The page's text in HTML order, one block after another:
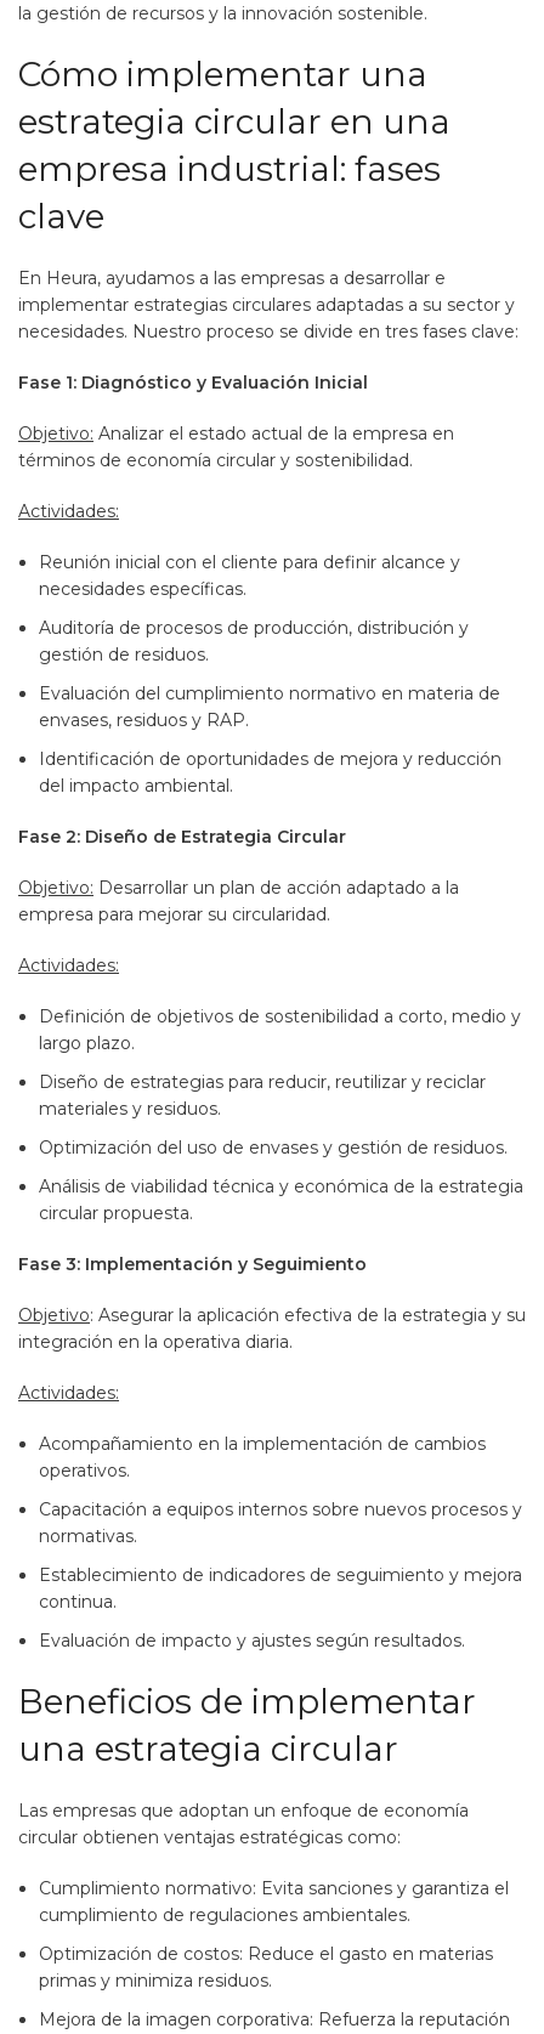
la gestión de recursos y la innovación sostenible.
Cómo implementar una
estrategia circular en una
empresa industrial: fases
clave
En Heura, ayudamos a las empresas a desarrollar e
implementar estrategias circulares adaptadas a su sector y
necesidades. Nuestro proceso se divide en tres fases clave:
Fase 1: Diagnóstico y Evaluación Inicial
Objetivo: Analizar el estado actual de la empresa en
términos de economía circular y sostenibilidad.
Actividades:
Reunión inicial con el cliente para definir alcance y
necesidades específicas.
Auditoría de procesos de producción, distribución y
gestión de residuos.
Evaluación del cumplimiento normativo en materia de
envases, residuos y RAP​​.
Identificación de oportunidades de mejora y reducción
del impacto ambiental.
Fase 2: Diseño de Estrategia Circular
Objetivo: Desarrollar un plan de acción adaptado a la
empresa para mejorar su circularidad.
Actividades:
Definición de objetivos de sostenibilidad a corto, medio y
largo plazo.
Diseño de estrategias para reducir, reutilizar y reciclar
materiales y residuos.
Optimización del uso de envases y gestión de residuos​.
Análisis de viabilidad técnica y económica de la estrategia
circular propuesta.
Fase 3: Implementación y Seguimiento
Objetivo: Asegurar la aplicación efectiva de la estrategia y su
integración en la operativa diaria.
Actividades:
Acompañamiento en la implementación de cambios
operativos.
Capacitación a equipos internos sobre nuevos procesos y
normativas​.
Establecimiento de indicadores de seguimiento y mejora
continua.
Evaluación de impacto y ajustes según resultados.
Beneficios de implementar
una estrategia circular
Las empresas que adoptan un enfoque de economía
circular obtienen ventajas estratégicas como:
Cumplimiento normativo: Evita sanciones y garantiza el
cumplimiento de regulaciones ambientales​.
Optimización de costos: Reduce el gasto en materias
primas y minimiza residuos.
Mejora de la imagen corporativa: Refuerza la reputación